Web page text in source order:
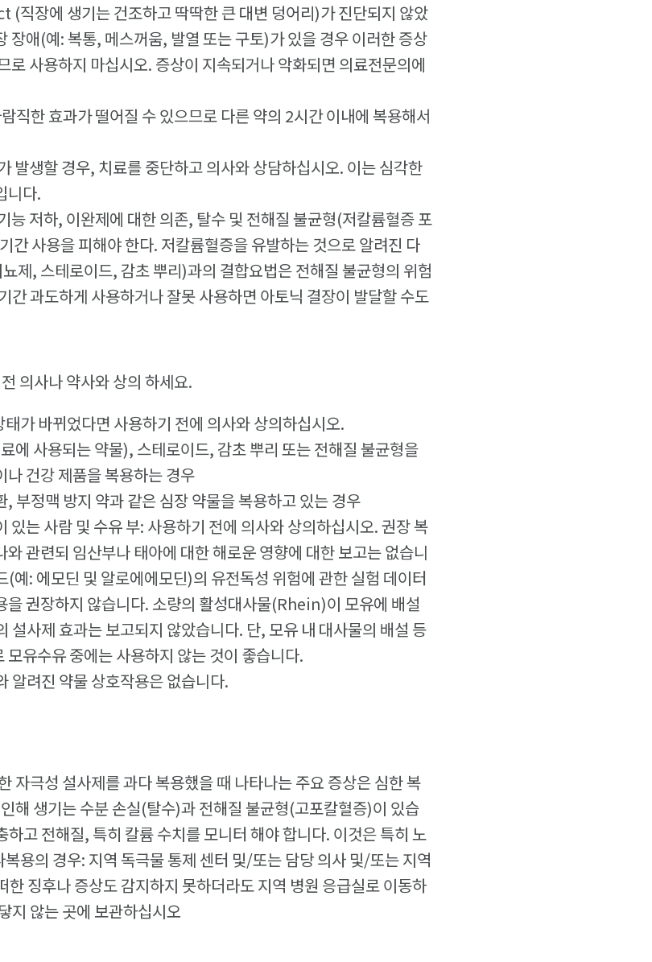
직장에 생기는 건조하고 딱딱한 큰 대변 덩어리)가 진단되지 않았
장애(예: 복통, 메스꺼움, 발열 또는 구토)가 있을 경우 이러한 증상
로 사용하지 마십시오. 증상이 지속되거나 악화되면 의료전문의에
직한 효과가 떨어질 수 있으므로 다른 약의 2시간 이내에 복용해서
발생할 경우, 치료를 중단하고 의사와 상담하십시오. 이는 심각한
니다.
능 저하, 이완제에 대한 의존, 탈수 및 전해질 불균형(저칼륨혈증 포
간 사용을 피해야 한다. 저칼륨혈증을 유발하는 것으로 알려진 다
제, 스테로이드, 감초 뿌리)과의 결합요법은 전해질 불균형의 위험
간 과도하게 사용하거나 잘못 사용하면 아토닉 결장이 발달할 수도
의사나 약사와 상의 하세요.
가 바뀌었다면 사용하기 전에 의사와 상의하십시오.
사용되는 약물), 스테로이드, 감초 뿌리 또는 전해질 불균형을
건강 제품을 복용하는 경우
부정맥 방지 약과 같은 심장 약물을 복용하고 있는 경우
있는 사람 및 수유 부: 사용하기 전에 의사와 상의하십시오. 권장 복
관련되 임산부나 태아에 대한 해로운 영향에 대한 보고는 없습니
(예: 에모딘 및 알로에에모딘)의 유전독성 위험에 관한 실험 데이터
을 권장하지 않습니다. 소량의 활성대사물(Rhein)이 모유에 배설
설사제 효과는 보고되지 않았습니다. 단, 모유 내 대사물의 배설 등
모유수유 중에는 사용하지 않는 것이 좋습니다.
알려진 약물 상호작용은 없습니다.
자극성 설사제를 과다 복용했을 때 나타나는 주요 증상은 심한 복
해 생기는 수분 손실(탈수)과 전해질 불균형(고포칼혈증)이 있습
하고 전해질, 특히 칼륨 수치를 모니터 해야 합니다. 이것은 특히 노
용의 경우: 지역 독극물 통제 센터 및/또는 담당 의사 및/또는 지역
한 징후나 증상도 감지하지 못하더라도 지역 병원 응급실로 이동하
지 않는 곳에 보관하십시오